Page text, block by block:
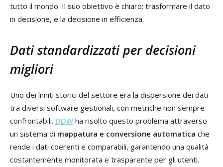
tutto il mondo. Il suo obiettivo è chiaro: trasformare il dato
in decisione, e la decisione in efficienza.
Dati standardizzati per decisioni
migliori
Uno dei limiti storici del settore era la dispersione dei dati
tra diversi software gestionali, con metriche non sempre
confrontabili. DDW ha risolto questo problema attraverso
un sistema di mappatura e conversione automatica che
rende i dati coerenti e comparabili, garantendo una qualità
costantemente monitorata e trasparente per gli utenti.